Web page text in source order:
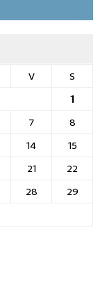
V
S
1
7
8
14
15
21
22
28
29